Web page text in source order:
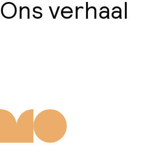
Ons verhaal